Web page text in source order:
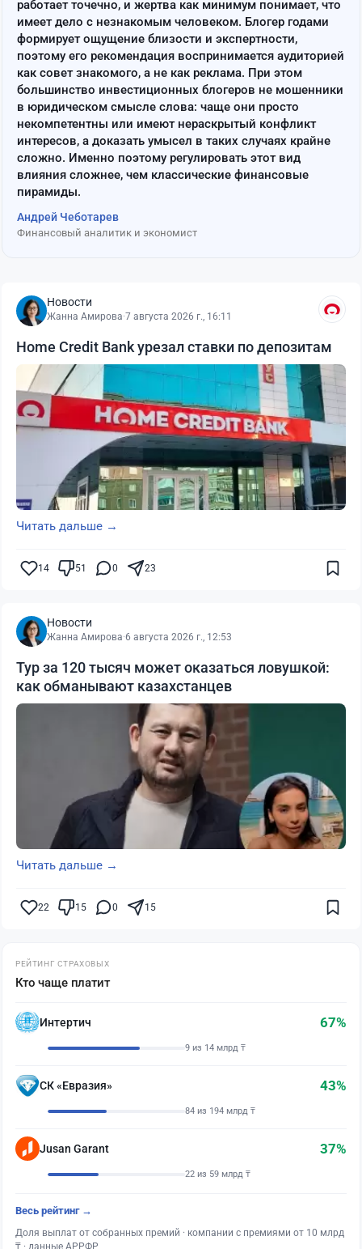
работает точечно, и жертва как минимум понимает, что
имеет дело с незнакомым человеком. Блогер годами
формирует ощущение близости и экспертности,
поэтому его рекомендация воспринимается аудиторией
как совет знакомого, а не как реклама. При этом
большинство инвестиционных блогеров не мошенники
в юридическом смысле слова: чаще они просто
некомпетентны или имеют нераскрытый конфликт
интересов, а доказать умысел в таких случаях крайне
сложно. Именно поэтому регулировать этот вид
влияния сложнее, чем классические финансовые
пирамиды.
Андрей Чеботарев
Финансовый аналитик и экономист
Новости
Жанна Амирова·7 августа 2026 г., 16:11
Home Credit Bank урезал ставки по депозитам
Читать дальше →
14 51 0 23
Новости
Жанна Амирова·6 августа 2026 г., 12:53
Тур за 120 тысяч может оказаться ловушкой:
как обманывают казахстанцев
Читать дальше →
22 15 0 15
РЕЙТИНГ СТРАХОВЫХ
Кто чаще платит
Интертич 67%
9 из 14 млрд ₸
СК «Евразия» 43%
84 из 194 млрд ₸
Jusan Garant 37%
22 из 59 млрд ₸
Весь рейтинг →
Доля выплат от собранных премий · компании с премиями от 10 млрд
₸ · данные АРРФР